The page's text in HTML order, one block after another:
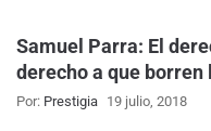
Samuel Parra: El
derecho a que
Por: Prestigia 19 julio, 2018